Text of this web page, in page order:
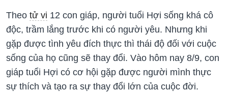
Theo tử vi 12 con giáp, người tuổi Hợi sống khá cô
độc, trầm lắng trước khi có người yêu. Nhưng khi
gặp được tình yêu đích thực thì thái độ đối với cuộc
sống của họ cũng sẽ thay đổi. Vào hôm nay 8/9, con
giáp tuổi Hợi có cơ hội gặp được người mình thực
sự thích và tạo ra sự thay đổi lớn của cuộc đời.